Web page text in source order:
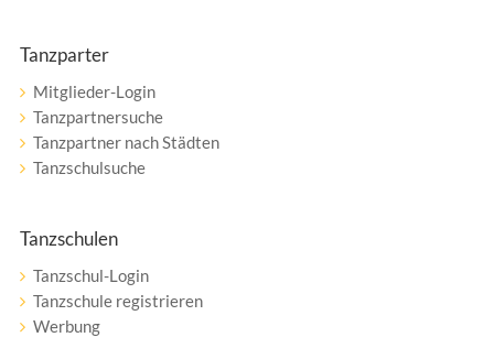
Tanzparter
Mitglieder-Login
Tanzpartnersuche
Tanzpartner nach Städten
Tanzschulsuche
Tanzschulen
Tanzschul-Login
Tanzschule registrieren
Werbung